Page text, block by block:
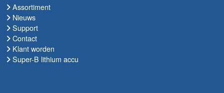
Assortiment
Nieuws
Support
Contact
Klant worden
Super-B lithium accu